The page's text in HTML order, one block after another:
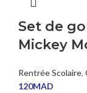
Set de
Mickey
Rentrée Scolaire,
120MAD